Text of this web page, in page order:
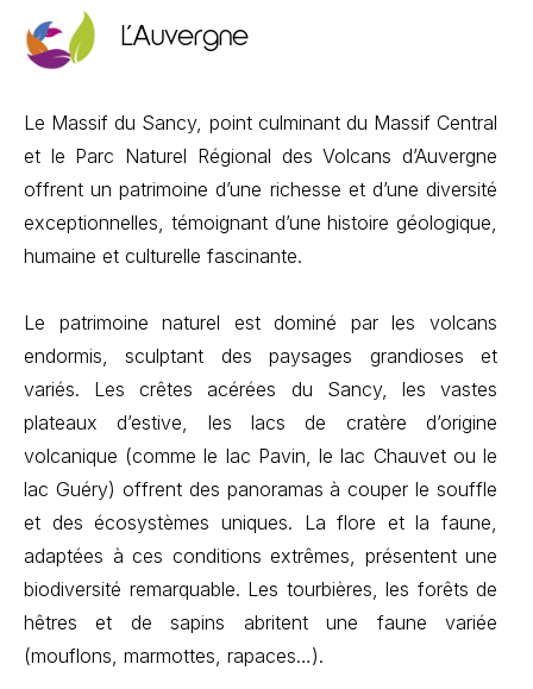
L'Auvergne
Le Massif du Sancy, point culminant du Massif Central
et le Parc Naturel Régional des Volcans d’Auvergne
offrent un patrimoine d’une richesse et d’une diversité
exceptionnelles, témoignant d’une histoire géologique,
humaine et culturelle fascinante.
Le patrimoine naturel est dominé par les volcans
endormis, sculptant des paysages grandioses et
variés. Les crêtes acérées du Sancy, les vastes
plateaux d’estive, les lacs de cratère d’origine
volcanique (comme le lac Pavin, le lac Chauvet ou le
lac Guéry) offrent des panoramas à couper le souffle
et des écosystèmes uniques. La flore et la faune,
adaptées à ces conditions extrêmes, présentent une
biodiversité remarquable. Les tourbières, les forêts de
hêtres et de sapins abritent une faune variée
(mouflons, marmottes, rapaces…).